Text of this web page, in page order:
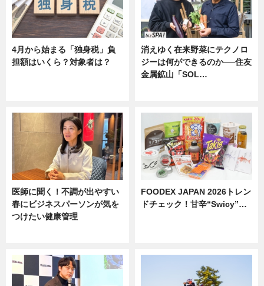
4月から始まる「独身税」負
担額はいくら？対象者は？
消えゆく在来野菜にテクノロ
ジーは何ができるのか──住友
金属鉱山「SOL…
医師に聞く！不調が出やすい
春にビジネスパーソンが気を
つけたい健康管理
FOODEX JAPAN 2026トレン
ドチェック！甘辛“Swicy”…